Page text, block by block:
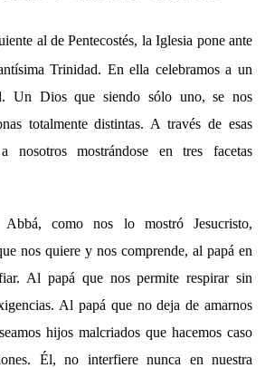
al de Pentecostés, la Iglesia pone ante
Trinidad. En ella celebramos a un
Un Dios que siendo sólo uno, se nos
totalmente distintas. A través de esas
nosotros mostrándose en tres facetas
como nos lo mostró Jesucristo,
nos quiere y nos comprende, al papá en
Al papá que nos permite respirar sin
Al papá que no deja de amarnos
hijos malcriados que hacemos caso
Él, no interfiere nunca en nuestra